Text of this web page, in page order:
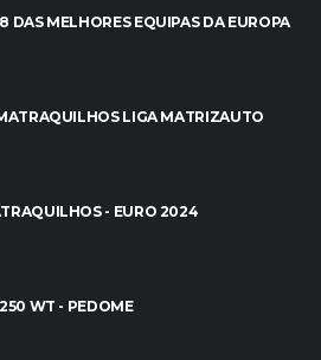
DAS MELHORES EQUIPAS DA EUROPA
LIGA MATRIZAUTO
- EURO 2024
WT - PEDOME